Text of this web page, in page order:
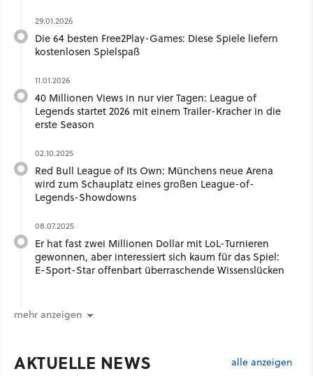
29.01.2026
Die 64 besten Free2Play-Games: Diese Spiele liefern
kostenlosen Spielspaß
11.01.2026
40 Millionen Views in nur vier Tagen: League of
Legends startet 2026 mit einem Trailer-Kracher in die
erste Season
02.10.2025
Red Bull League of Its Own: Münchens neue Arena
wird zum Schauplatz eines großen League-of-
Legends-Showdowns
08.07.2025
Er hat fast zwei Millionen Dollar mit LoL-Turnieren
gewonnen, aber interessiert sich kaum für das Spiel:
E-Sport-Star offenbart überraschende Wissenslücken
mehr anzeigen
AKTUELLE NEWS alle anzeigen